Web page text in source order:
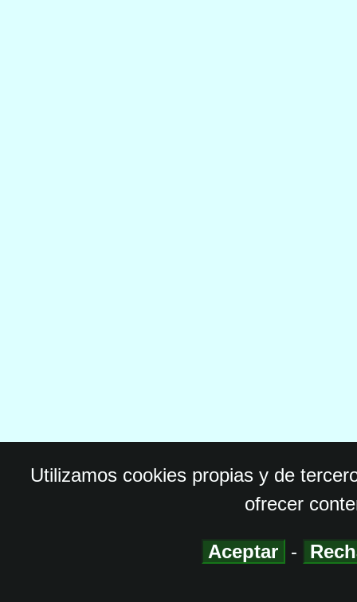
Utilizamos cookies propias y de
ofrecer
Aceptar -